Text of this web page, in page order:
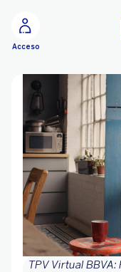
Acceso
TPV Virtual